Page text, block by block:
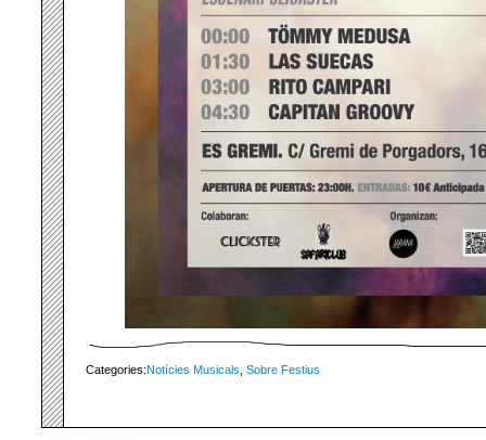
Categories:Notícies Musicals Sobre Festius